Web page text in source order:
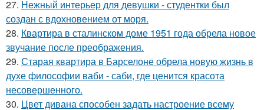
27. Нежный интерьер для девушки - студентки был
создан с вдохновением от моря.
28. Квартира в сталинском доме 1951 года обрела новое
звучание после преображения.
29. Старая квартира в Барселоне обрела новую жизнь в
духе философии ваби - саби, где ценится красота
несовершенного.
30. Цвет дивана способен задать настроение всему